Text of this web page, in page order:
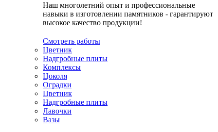
Наш многолетний опыт и профессиональные
навыки в изготовлении памятников - гарантируют
высокое качество продукции!
Смотреть работы
Цветник
Надгробные плиты
Комплексы
Цоколя
Оградки
Цветник
Надгробные плиты
Лавочки
Вазы